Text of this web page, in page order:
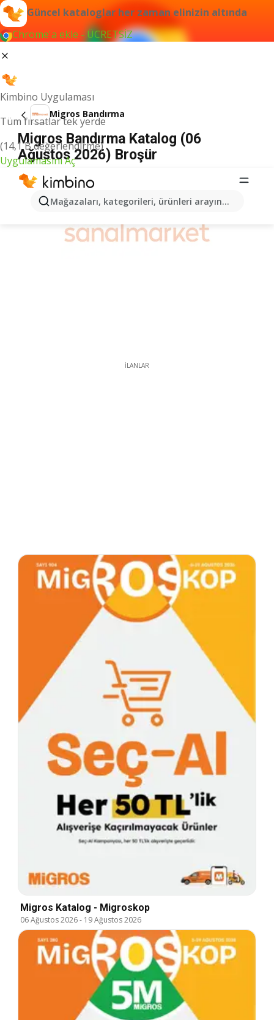
Güncel kataloglar her zaman elinizin altında
Chrome'a ekle - ÜCRETSİZ
Kimbino Uygulaması
Tüm fırsatlar tek yerde
(14,1 B değerlendirme)
Uygulamasını Aç
Mağazaları, kategorileri, ürünleri arayın...
Migros Bandırma
Migros Bandırma Katalog (06
Ağustos 2026) Broşür
İLANLAR
Migros Katalog - Migroskop
06 Ağustos 2026- 19 Ağustos 2026